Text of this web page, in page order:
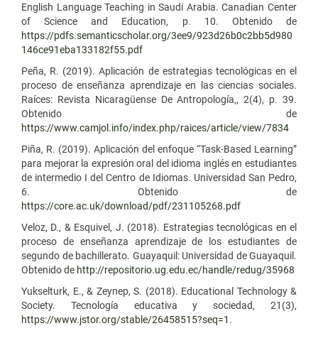
English Language Teaching in Saudi Arabia. Canadian Center
of Science and Education, p. 10. Obtenido de
https://pdfs.semanticscholar.org/3ee9/923d26b0c2bb5d980
146ce91eba133182f55.pdf
Peña, R. (2019). Aplicación de estrategias tecnológicas en el
proceso de enseñanza aprendizaje en las ciencias sociales.
Raíces: Revista Nicaragüense De Antropología,, 2(4), p. 39.
Obtenido de
https://www.camjol.info/index.php/raices/article/view/7834
Piña, R. (2019). Aplicación del enfoque “Task-Based Learning”
para mejorar la expresión oral del idioma inglés en estudiantes
de intermedio I del Centro de Idiomas. Universidad San Pedro,
6. Obtenido de
https://core.ac.uk/download/pdf/231105268.pdf
Veloz, D., & Esquivel, J. (2018). Estrategias tecnológicas en el
proceso de enseñanza aprendizaje de los estudiantes de
segundo de bachillerato. Guayaquil: Universidad de Guayaquil.
Obtenido de http://repositorio.ug.edu.ec/handle/redug/35968
Yukselturk, E., & Zeynep, S. (2018). Educational Technology &
Society. Tecnología educativa y sociedad, 21(3),
https://www.jstor.org/stable/26458515?seq=1 .